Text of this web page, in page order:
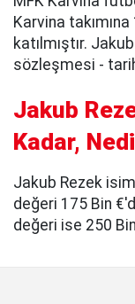
Karvina
katılmıştır.
sözleşmesi -
Jakub
Kadar,
Jakub Rezek
değeri 175 Bin
değeri ise 250